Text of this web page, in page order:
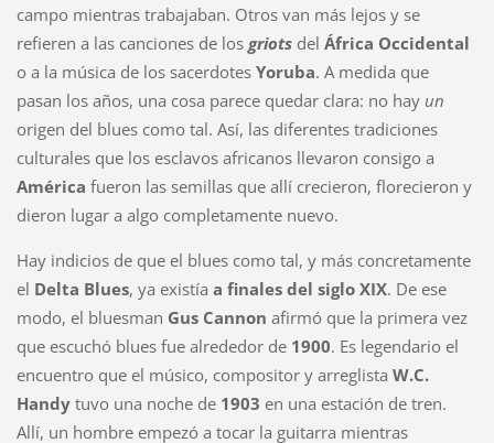
campo mientras trabajaban. Otros van más lejos y se
refieren a las canciones de los griots del África Occidental
o a la música de los sacerdotes Yoruba. A medida que
pasan los años, una cosa parece quedar clara: no hay un
origen del blues como tal. Así, las diferentes tradiciones
culturales que los esclavos africanos llevaron consigo a
América fueron las semillas que allí crecieron, florecieron y
dieron lugar a algo completamente nuevo.
Hay indicios de que el blues como tal, y más concretamente
el Delta Blues, ya existía a finales del siglo XIX. De ese
modo, el bluesman Gus Cannon afirmó que la primera vez
que escuchó blues fue alrededor de 1900. Es legendario el
encuentro que el músico, compositor y arreglista W.C.
Handytuvo una noche de 1903 en una estación de tren.
Allí, un hombre empezó a tocar la guitarra mientras